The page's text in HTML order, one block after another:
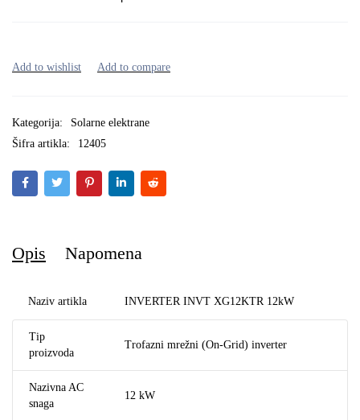
Kategorija:
Solarne elektrane
Šifra artikla:
12405
Opis Napomena
Naziv artikla INVERTER INVT XG12KTR 12kW
Tip
proizvoda
Trofazni mrežni (On-Grid) inverter
Nazivna AC
snaga
12 kW